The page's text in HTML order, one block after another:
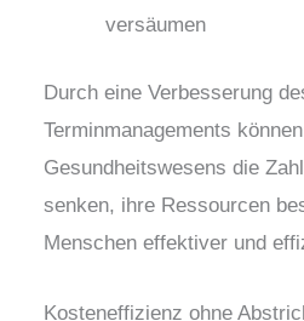
versäumen
Durch eine Verbesserung
Terminmanagements
Gesundheitswesens die
senken, ihre Ressourcen
Menschen effektiver und
Kosteneffizienz ohne